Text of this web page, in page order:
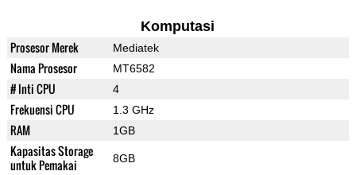
Komputasi
Prosesor Merek Mediatek
Nama Prosesor MT6582
# Inti CPU 4
Frekuensi CPU 1.3 GHz
RAM 1GB
Kapasitas Storage
untuk Pemakai
8GB